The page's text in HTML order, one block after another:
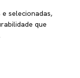
selecionadas,
que